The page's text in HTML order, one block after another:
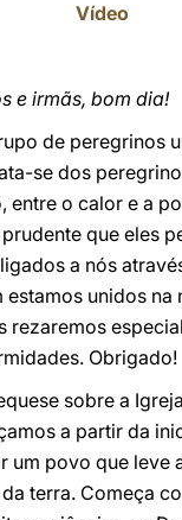
Vídeo
e irmãs, bom dia!
de peregrinos
se dos
entre o calor e a
que eles
a nós
estamos unidos na
rezaremos
Obrigado!
sobre a
a partir da
um povo que leve
terra. Começa